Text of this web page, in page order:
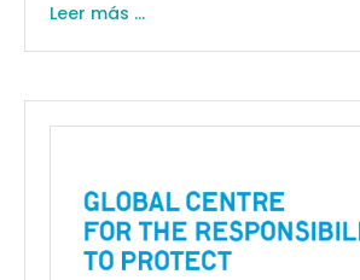
Leer más ...